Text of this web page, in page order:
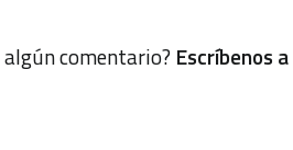
comentario? Escríbenos a